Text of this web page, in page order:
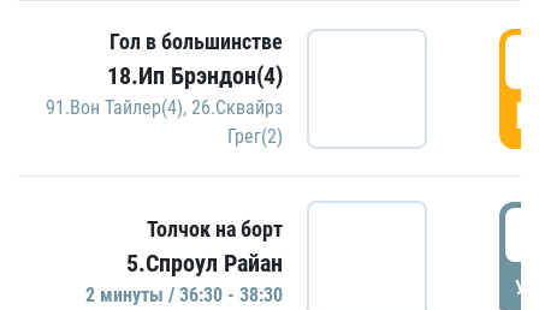
Гол в большинстве
18.Ип Брэндон(4)
91.Вон Тайлер(4), 26.Сквайрз
Грег(2)
Толчок на борт
5.Спроул Райан
2 минуты / 36:30 - 38:30